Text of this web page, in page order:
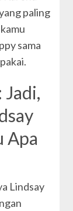
paling
sama
Jadi,
Apa
Lindsay